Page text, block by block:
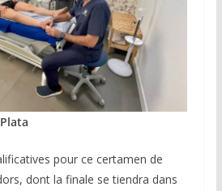
pour ce certamen de
dont la finale se tiendra dans